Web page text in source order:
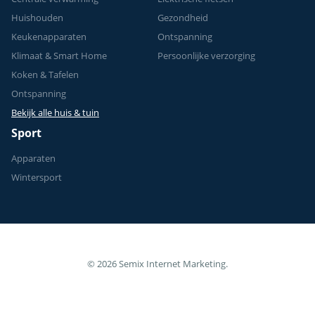
Huishouden
Keukenapparaten
Klimaat & Smart Home
Koken & Tafelen
Ontspanning
Bekijk alle huis & tuin
Gezondheid
Ontspanning
Persoonlijke verzorging
Sport
Apparaten
Wintersport
© 2026 Semix Internet Marketing.